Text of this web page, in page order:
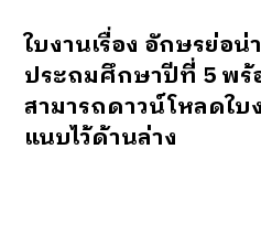
ใบงานเรื่อง อักษรย่อน่
ประถมศึกษาปีที่ 5 พ
สามารถดาวน์โหลดใ
แนบไว้ด้านล่าง